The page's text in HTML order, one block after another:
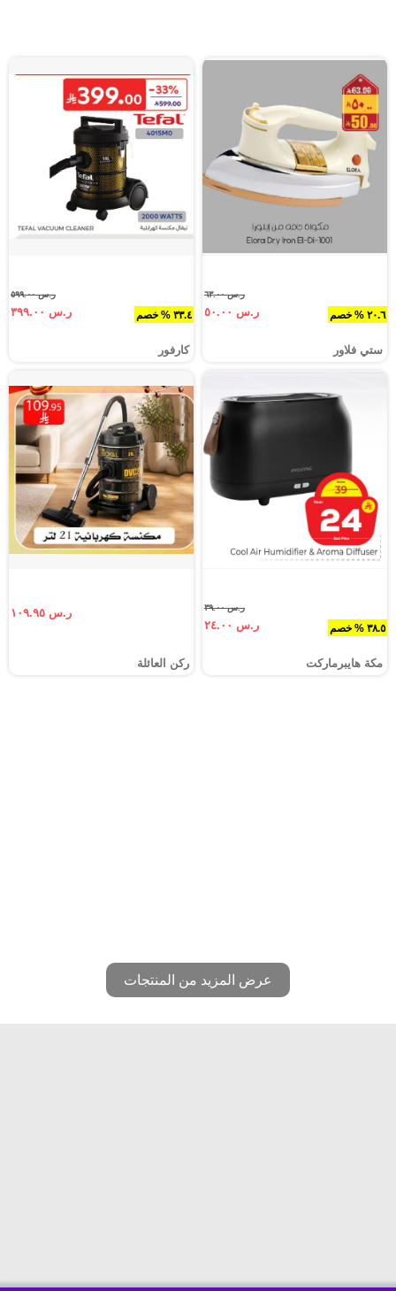
٢٠.٦ % خصم
ر.س ٦٣.٠٠
ر.س ٥٠.٠٠
ستي فلاور
٣٣.٤ % خصم
ر.س ٥٩٩.٠٠
ر.س ٣٩٩.٠٠
كارفور
٣٨.٥ % خصم
ر.س ٣٩.٠٠
ر.س ٢٤.٠٠
مكة هايبرماركت
ر.س ١٠٩.٩٥
ركن العائلة
عرض المزيد من المنتجات